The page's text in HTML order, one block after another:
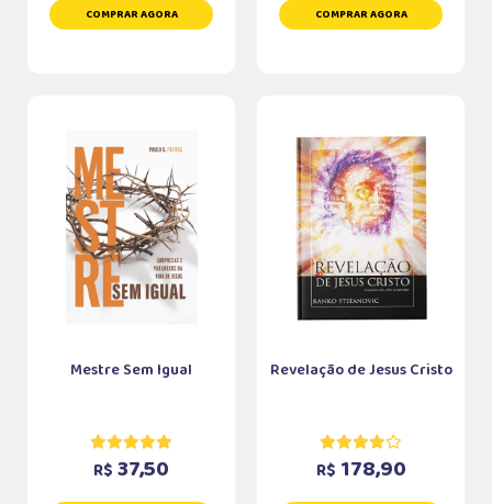
COMPRAR AGORA COMPRAR AGORA
Mestre Sem Igual
R$ 37,50
Revelação de Jesus Cristo
R$ 178,90